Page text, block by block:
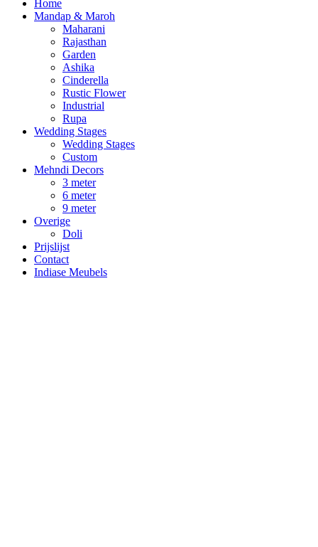
Home
Mandap & Maroh
Maharani
Rajasthan
Garden
Ashika
Cinderella
Rustic Flower
Industrial
Rupa
Wedding Stages
Wedding Stages
Custom
Mehndi Decors
3 meter
6 meter
9 meter
Overige
Doli
Prijslijst
Contact
Indiase Meubels